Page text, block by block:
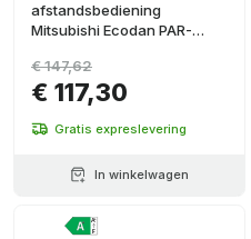
afstandsbediening
Mitsubishi Ecodan PAR-
€ 117,30
€ 147,62
Gratis expreslevering
In winkelwagen